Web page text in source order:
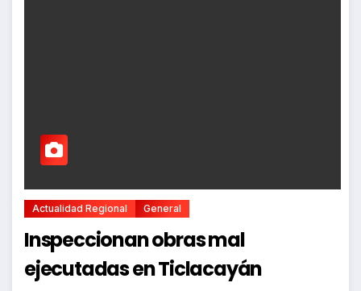
Actualidad Regional General
Inspeccionan obras mal
ejecutadas en Ticlacayán